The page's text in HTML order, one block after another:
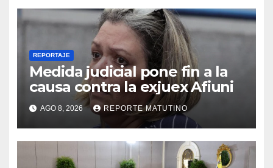
REPORTAJE
Medida judicial pone fin a la
causa contra la exjuex Afiuni
AGO 8, 2026 REPORTE MATUTINO